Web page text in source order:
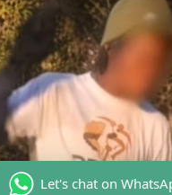
Let's chat on